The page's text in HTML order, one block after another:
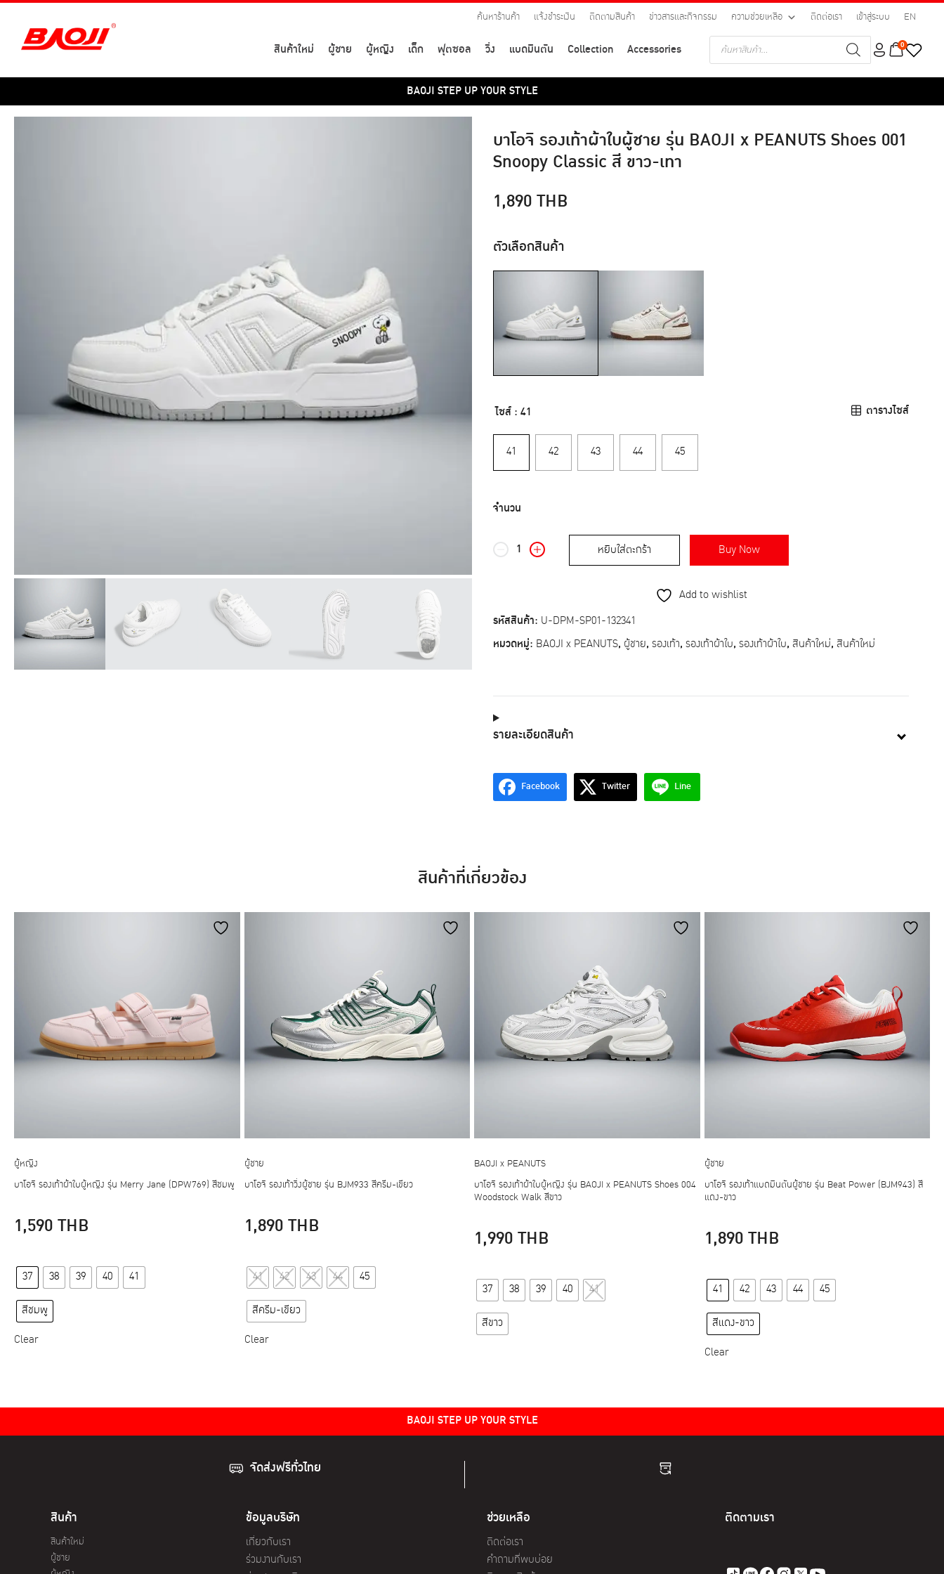
content
ค้นหาร้านค้า แจ้งชำระเงิน ติดตามสินค้า ข่าวสารและกิจกรรม ความช่วยเหลือ ติดต่อเรา เข้าสู่ระบบ EN
สินค้าใหม่ ผู้ชาย ผู้หญิง เด็ก ฟุตซอล วิ่ง แบดมินตัน Collection Accessories
search
0
BAOJI STEP UP YOUR STYLE
บาโอจิ รองเท้าผ้าใบผู้ชาย รุ่น BAOJI x PEANUTS Shoes 001
Snoopy Classic สี ขาว-เทา
1,890 THB
ตัวเลือกสินค้า
ไซส์ : 41
41 42 43 44 45
ตารางไซส์
จำนวน
ผู้ชาย
รุ่น
BAOJI
Classic
สี
ชิ้น
หยิบใส่ตะกร้า Buy Now
Add to wishlist
รหัสสินค้า: U-DPM-SP01-132341
หมวดหมู่: BAOJI x PEANUTS, ผู้ชาย, รองเท้า, รองเท้าผ้าใบ, รองเท้าผ้าใบ, สินค้าใหม่, สินค้าใหม่
รายละเอียดสินค้า
Facebook Twitter Line
สินค้าที่เกี่ยวข้อง
ผู้หญิง
บาโอจิ รองเท้าผ้าใบผู้หญิง รุ่น Merry Jane (DPW769) สีชมพู
1,590 THB
This
product
be
37 38 39 40 41
สีชมพู
Clear
ผู้ชาย
บาโอจิ รองเท้าวิ่งผู้ชาย รุ่น BJM933 สีครีม-เขียว
1,890 THB
This
product
be
41 42 43 44 45
สีครีม-เขียว
Clear
BAOJI x PEANUTS
บาโอจิ รองเท้าผ้าใบผู้หญิง รุ่น BAOJI x PEANUTS Shoes 004
Woodstock Walk สีขาว
1,990 THB
This
product
chosen
37 38 39 40 41
สีขาว
ผู้ชาย
บาโอจิ รองเท้าแบดมินตันผู้ชาย รุ่น Beat Power (BJM943) สี
แดง-ขาว
1,890 THB
This
product
chosen
41 42 43 44 45
สีแดง-ขาว
Clear
BAOJI STEP UP YOUR STYLE
จัดส่งฟรีทั่วไทย
สินค้า
สินค้าใหม่
ผู้ชาย
ข้อมูลบริษัท
เกี่ยวกับเรา
ร่วมงานกับเรา
ช่วยเหลือ
ติดต่อเรา
คำถามที่พบบ่อย
ติดตามเรา